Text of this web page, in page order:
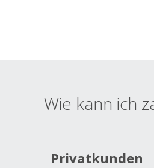
Wie kann ich
Privatkunden